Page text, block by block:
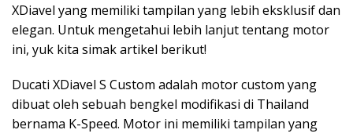
XDiavel yang memiliki tampilan yang lebih eksklusif dan
elegan. Untuk mengetahui lebih lanjut tentang motor
ini, yuk kita simak artikel berikut!
Ducati XDiavel S Custom adalah motor custom yang
dibuat oleh sebuah bengkel modifikasi di Thailand
bernama K-Speed. Motor ini memiliki tampilan yang